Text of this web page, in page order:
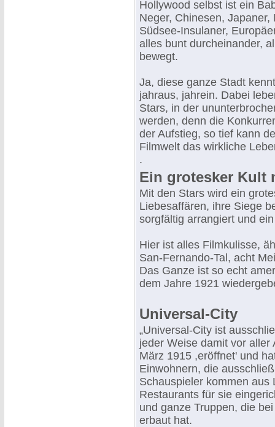
Hollywood selbst ist ein
Neger, Chinesen,
Südsee-Insulaner,
alles bunt durcheinander,
bewegt.
Ja, diese ganze Stadt
jahraus, jahrein. Dabei
Stars, in der
werden, denn die
der Aufstieg, so tief kann
Filmwelt das wirkliche
.
Ein grotesker Kult
Mit den Stars wird ein
Liebesaffären, ihre Siege
sorgfältig arrangiert und
Hier ist alles Filmkulisse,
San-Fernando-Tal, acht
Das Ganze ist so echt
dem Jahre 1921
Universal-City
„Universal-City ist
jeder Weise damit vor
März 1915 ,eröffnet' und
Einwohnern, die
Schauspieler kommen aus
Restaurants für sie
und ganze Truppen, die
erbaut hat.